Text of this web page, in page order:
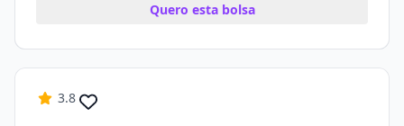
Quero esta bolsa
3.8